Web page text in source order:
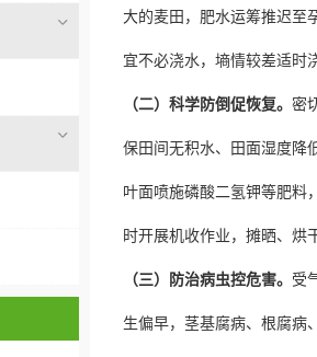
大的麦田，肥水运筹推迟至
宜不必浇水，墒情较差适时
（二）科学防倒促恢复。 密
保田间无积水、田面湿度降
叶面喷施磷酸二氢钾等肥料
时开展机收作业，摊晒、烘
（三）防治病虫控危害。 受
生偏早，茎基腐病、根腐病